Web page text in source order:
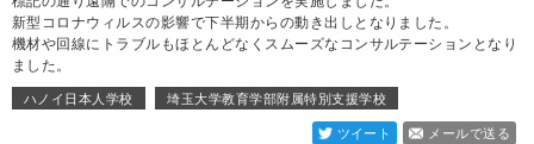
新型コロナウィルスの影響で下半期からの動き出しとなりました。
機材や回線にトラブルもほとんどなくスムーズなコンサルテーションとなり
ました。
ハノイ日本人学校
埼玉大学教育学部附属特別支援学校
ツイート
メールで送る